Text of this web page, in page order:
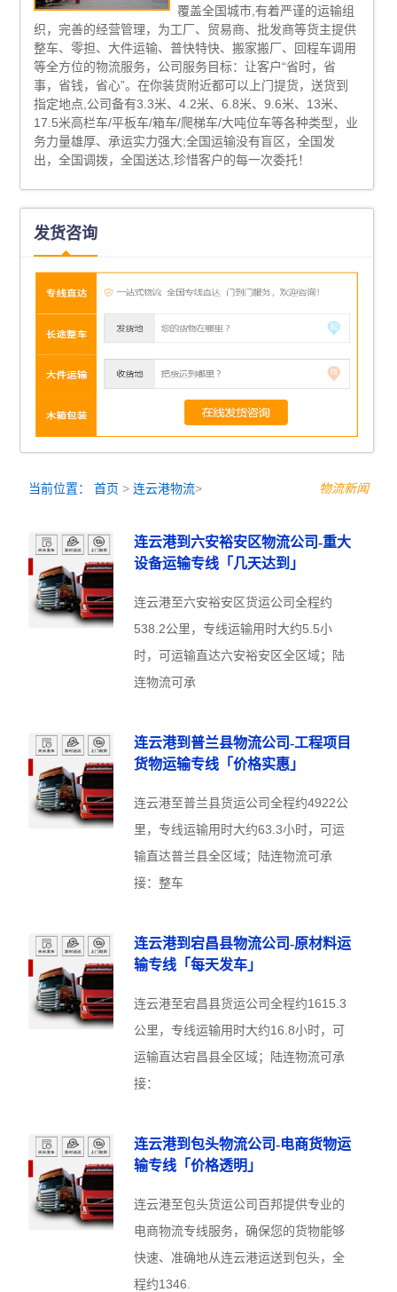
覆盖全国城市,有着严谨的运输组
织，完善的经营管理，为工厂、贸易商、批发商等货主提供
整车、零担、大件运输、普快特快、搬家搬厂、回程车调用
等全方位的物流服务，公司服务目标：让客户“省时，省
事，省钱，省心”。在你装货附近都可以上门提货，送货到
指定地点,公司备有3.3米、4.2米、6.8米、9.6米、13米、
17.5米高栏车/平板车/箱车/爬梯车/大吨位车等各种类型，业
务力量雄厚、承运实力强大;全国运输没有盲区，全国发
出，全国调拨，全国送达,珍惜客户的每一次委托！
发货咨询
当前位置：首页 >连云港物流> 物流新闻
连云港到六安裕安区物流公司-重大
设备运输专线「几天达到」
连云港至六安裕安区货运公司全程约
538.2公里，专线运输用时大约5.5小
时，可运输直达六安裕安区全区域；陆
连物流可承
连云港到普兰县物流公司-工程项目
货物运输专线「价格实惠」
连云港至普兰县货运公司全程约4922公
里，专线运输用时大约63.3小时，可运
输直达普兰县全区域；陆连物流可承
接：整车
连云港到宕昌县物流公司-原材料运
输专线「每天发车」
连云港至宕昌县货运公司全程约1615.3
公里，专线运输用时大约16.8小时，可
运输直达宕昌县全区域；陆连物流可承
接：
连云港到包头物流公司-电商货物运
输专线「价格透明」
连云港至包头货运公司百邦提供专业的
电商物流专线服务，确保您的货物能够
快速、准确地从连云港运送到包头，全
程约1346.